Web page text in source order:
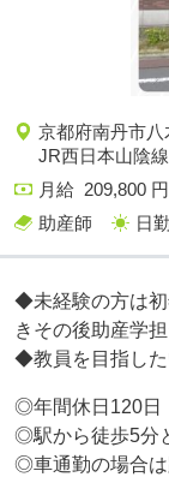
京都府南丹市
JR西日本山陰
月給 209,800
助産師
日
◆未経験の方は初
きその後助産学
◆教員を目指した
◎年間休日120日
◎駅から徒歩5分
◎車通勤の場合は